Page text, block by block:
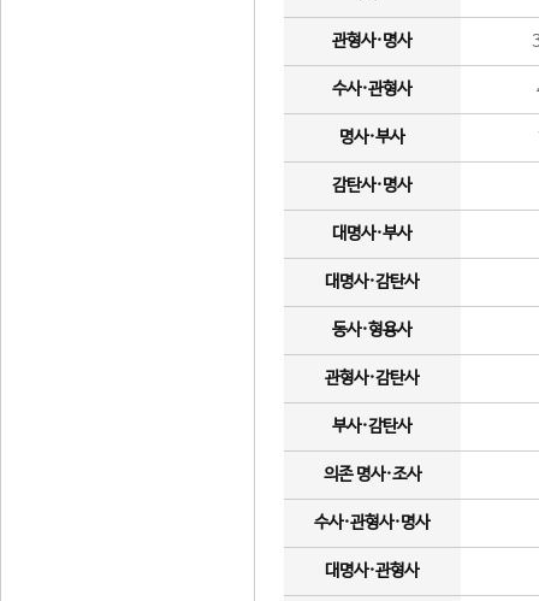
관형사·명사
수사·관형사
명사·부사
감탄사·명사
대명사·부사
대명사·감탄사
동사·형용사
관형사·감탄사
부사·감탄사
의존 명사·조사
수사·관형사·명사
대명사·관형사